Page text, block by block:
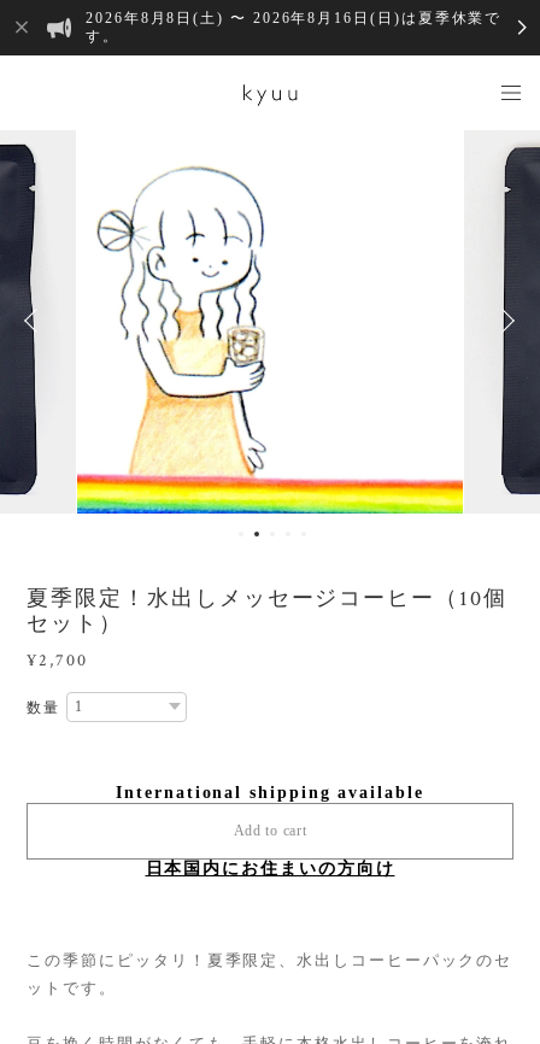
2026年8月8日(土) 〜 2026年8月16日(日)は夏季休業で
す。
夏季限定！水出しメッセージコーヒー（10個
セット）
¥2,700
数量
International shipping available
Add to cart
日本国内にお住まいの方向け
この季節にピッタリ！夏季限定、水出しコーヒーパックのセ
ットです。